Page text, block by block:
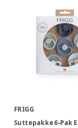
FRIGG